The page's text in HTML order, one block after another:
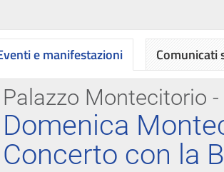
e manifestazioni
Palazzo Montecitorio
Domenica
Concerto con la
Comunicati